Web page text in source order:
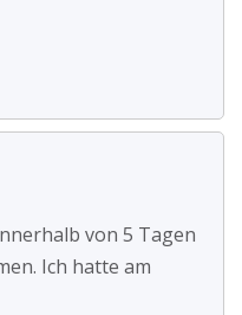
von 5 Tagen
Ich hatte am